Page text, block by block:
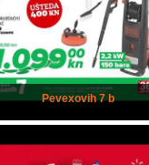
Pevexovih 7 b